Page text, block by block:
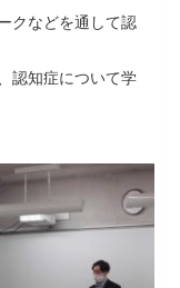
クなどを通して認
認知症について学